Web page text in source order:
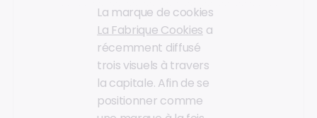
La marque de cookies
La Fabrique Cookies a
récemment diffusé
trois visuels à travers
la capitale. Afin de se
positionner comme